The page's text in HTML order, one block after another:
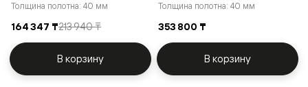
Толщина полотна: 40 мм
164 347 ₸213 940 ₸
В корзину
Толщина полотна: 40 мм
353 800 ₸
В корзину